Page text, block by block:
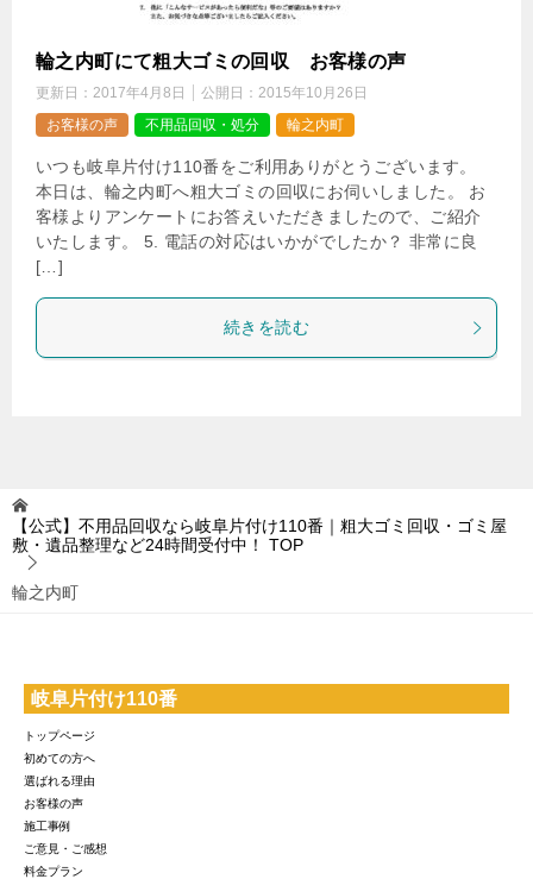
輪之内町にて粗大ゴミの回収 お客様の声
更新日： 2017年4月8日 公開日： 2015年10月26日
お客様の声
不用品回収・処分 輪之内町
いつも岐阜片付け110番をご利用ありがとうございます。
本日は、輪之内町へ粗大ゴミの回収にお伺いしました。 お
客様よりアンケートにお答えいただきましたので、ご紹介
いたします。 5. 電話の対応はいかがでしたか？ 非常に良
[…]
続きを読む
【公式】不用品回収なら岐阜片付け110番｜粗大ゴミ回収・ゴミ屋
敷・遺品整理など24時間受付中！
TOP
輪之内町
岐阜片付け110番
トップページ
初めての方へ
選ばれる理由
お客様の声
施工事例
ご意見・ご感想
料金プラン